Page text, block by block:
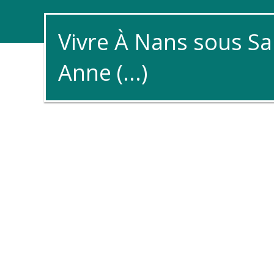
Vivre À Nans sous
Anne (...)